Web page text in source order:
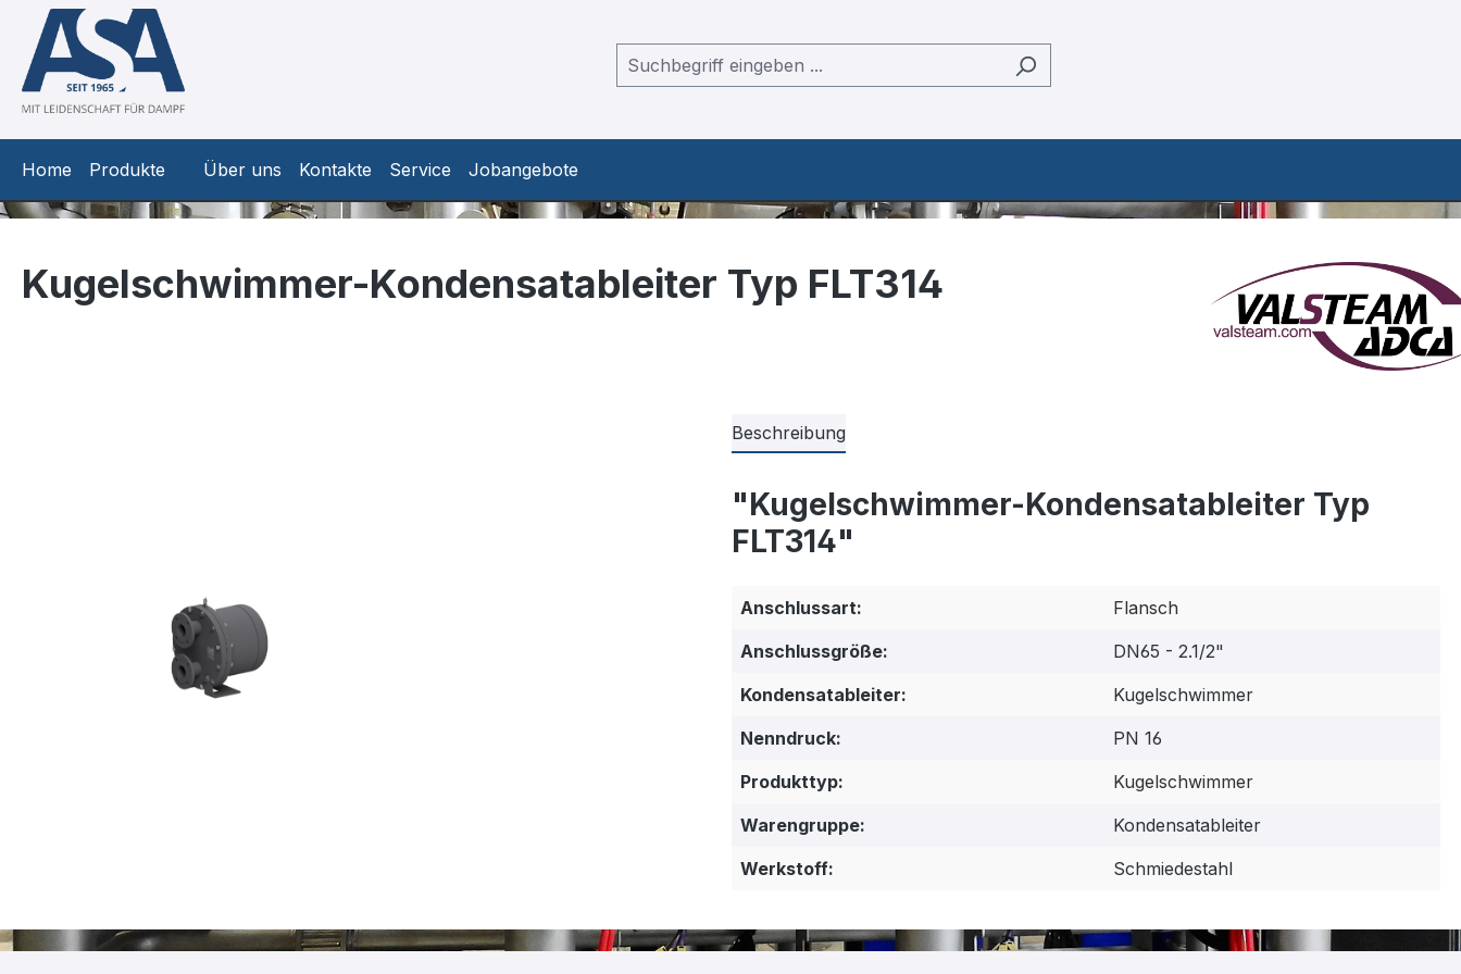
Hauptinhalt springen
Zur Suche springen
Zur Hauptnavigation springen
Home Produkte Über uns Kontakte Service Jobangebote
Kugelschwimmer-Kondensatableiter Typ FLT314
Beschreibung
"Kugelschwimmer-Kondensatableiter Typ
FLT314"
Anschlussart:
Flansch
Anschlussgröße:
DN65 - 2.1/2"
Kondensatableiter:
Kugelschwimmer
Nenndruck:
PN 16
Produkttyp:
Kugelschwimmer
Warengruppe:
Kondensatableiter
Werkstoff:
Schmiedestahl